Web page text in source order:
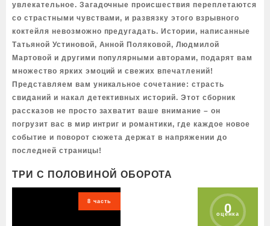
увлекательное. Загадочные происшествия переплетаются
со страстными чувствами, и развязку этого взрывного
коктейля невозможно предугадать. Истории, написанные
Татьяной Устиновой, Анной Поляковой, Людмилой
Мартовой и другими популярными авторами, подарят вам
множество ярких эмоций и свежих впечатлений!
Представляем вам уникальное сочетание: страсть
свиданий и накал детективных историй. Этот сборник
рассказов не просто захватит ваше внимание – он
погрузит вас в мир интриг и романтики, где каждое новое
событие и поворот сюжета держат в напряжении до
последней страницы!
ТРИ С ПОЛОВИНОЙ ОБОРОТА
8 часть 0
оценка